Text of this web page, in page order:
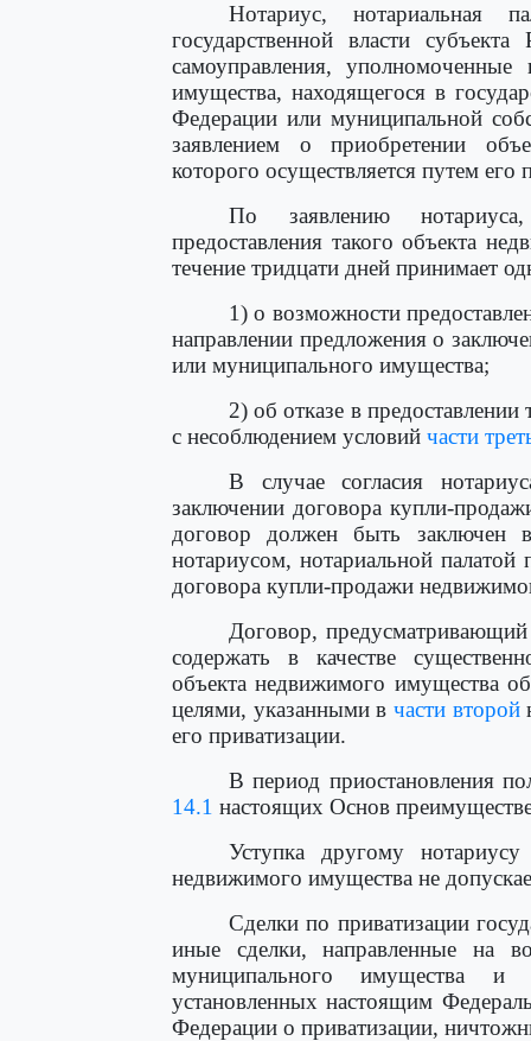
Нотариус, нотариальная
государственной власти
самоуправления,
имущества, находящегося в
Федерации или муниципальной
заявлением о приобретении
которого осуществляется путем
По заявлению
предоставления такого объекта
течение тридцати дней принимает
1) о возможности
направлении предложения о
или муниципального имущества;
2) об отказе в
с несоблюдением условий части
В случае согласия
заключении договора купли-
договор должен быть заключен
нотариусом, нотариальной
договора купли-продажи
Договор,
содержать в качестве
объекта недвижимого имущества
целями, указанными в части второй
его приватизации.
В период приостановления
14.1 настоящих Основ
Уступка другому
недвижимого имущества не
Сделки по приватизации
иные сделки, направленные на
муниципального имущества и
установленных настоящим
Федерации о приватизации,